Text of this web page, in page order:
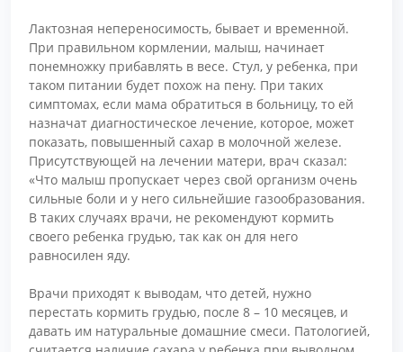
Лактозная непереносимость, бывает и временной.
При правильном кормлении, малыш, начинает
понемножку прибавлять в весе. Стул, у ребенка, при
таком питании будет похож на пену. При таких
симптомах, если мама обратиться в больницу, то ей
назначат диагностическое лечение, которое, может
показать, повышенный сахар в молочной железе.
Присутствующей на лечении матери, врач сказал:
«Что малыш пропускает через свой организм очень
сильные боли и у него сильнейшие газообразования.
В таких случаях врачи, не рекомендуют кормить
своего ребенка грудью, так как он для него
равносилен яду.
Врачи приходят к выводам, что детей, нужно
перестать кормить грудью, после 8 – 10 месяцев, и
давать им натуральные домашние смеси. Патологией,